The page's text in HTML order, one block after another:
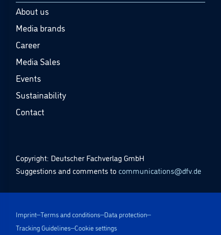
About us
Media brands
Career
Media Sales
Events
Sustainability
Contact
Copyright: Deutscher Fachverlag GmbH
Suggestions and comments to communications@dfv.de
Imprint Terms and conditions Data protection
Tracking Guidelines Cookie settings